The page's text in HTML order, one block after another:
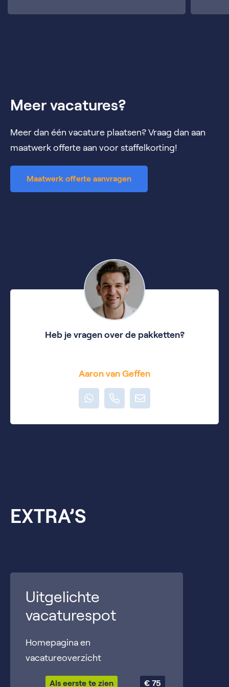
Meer vacatures?
Meer dan één vacature plaatsen? Vraag dan aan
maatwerk offerte aan voor staffelkorting!
Maatwerk offerte aanvragen
Heb je vragen over de pakketten?
Aaron van Geffen
EXTRA’S
Uitgelichte
vacaturespot
Homepagina en
vacatureoverzicht
Als eerste te zien € 75